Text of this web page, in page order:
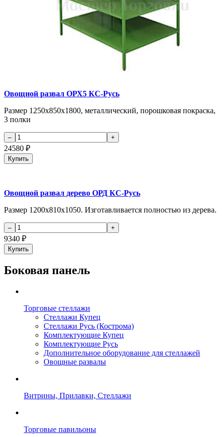
Овощной развал ОРХ5 КС-Русь
Размер 1250х850х1800, металлический, порошковая покраска,
3 полки
24580 ₽
Купить
Овощной развал дерево ОРД КС-Русь
Размер 1200х810х1050. Изготавливается полностью из дерева.
9340 ₽
Купить
Боковая панель
Торговые стеллажи
Стеллажи Купец
Стеллажи Русь (Кострома)
Комплектующие Купец
Комплектующие Русь
Дополнительное оборудование для стеллажей
Овощные развалы
Витрины, Прилавки, Стеллажи
Торговые павильоны